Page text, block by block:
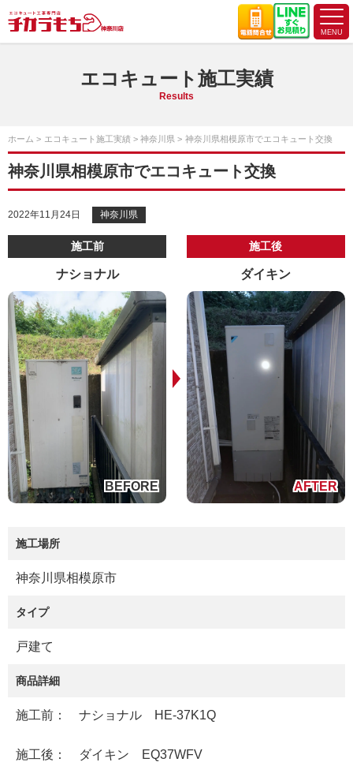
エコキュート施工実績
Results
ホーム エコキュート施工実績 神奈川県 神奈川県相模原市でエコキュート交換
神奈川県相模原市でエコキュート交換
2022年11月24日 神奈川県
施工前
ナショナル
施工後
ダイキン
施工場所
神奈川県相模原市
タイプ
戸建て
商品詳細
施工前： ナショナル HE-37K1Q
施工後： ダイキン EQ37WFV